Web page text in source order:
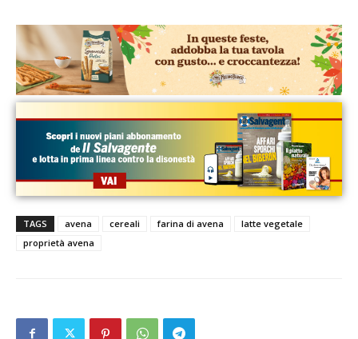
TAGS avena cereali farina di avena
latte vegetale
proprietà avena